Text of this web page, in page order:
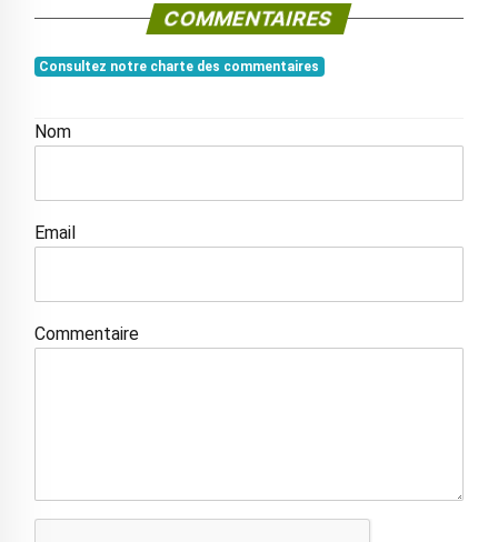
COMMENTAIRES
Consultez notre charte des commentaires
Nom
Email
Commentaire